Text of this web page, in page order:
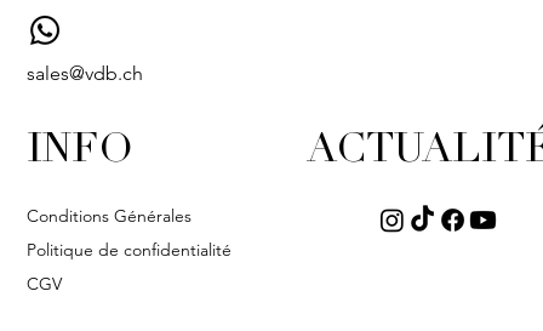
sales@vdb.ch
INFO
Conditions Générales
Politique de confidentialité
CGV